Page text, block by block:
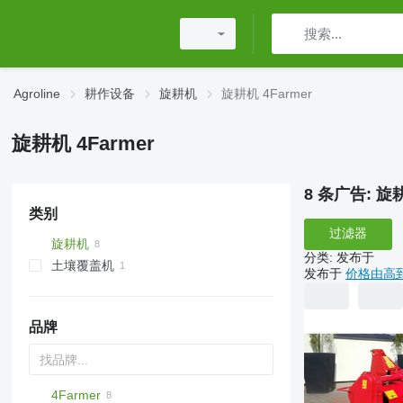
Agroline 耕作设备 旋耕机 旋耕机 4Farmer
旋耕机 4Farmer
类别
旋耕机
土壤覆盖机
品牌
4Farmer
8 条广告: 旋
过滤器
分类: 发布于
发布于 价格由高